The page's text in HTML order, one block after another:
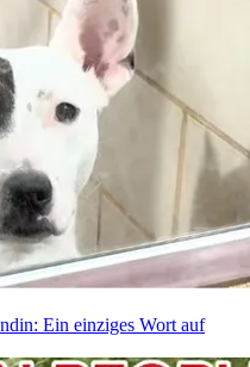
Ein einziges Wort auf